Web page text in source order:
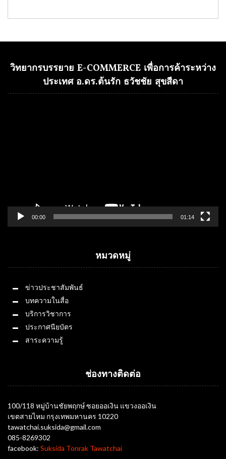
วิทยากรบรรยาย E-COMMERCE เพื่อการค้าระหว่าง
ประเทศ อ.ดร.ต้นรัก ธวัชชัย สุขสีดา
00:00 01:14
หมวดหมู่
ข่าวประชาสัมพันธ์
บทความในสื่อ
บริการวิชาการ
ประกาศนียบัตร
สาระความรู้
ช่องทางติดต่อ
100/118 หมู่บ้านชัยพฤกษ์ ซอยออเงิน แขวงออเงิน
เขตสายไหม กรุงเทพมหานคร 10220
tawatchai.suksida@gmail.com
085-8269302
facebook: Suksida Tonrak Tawatchai